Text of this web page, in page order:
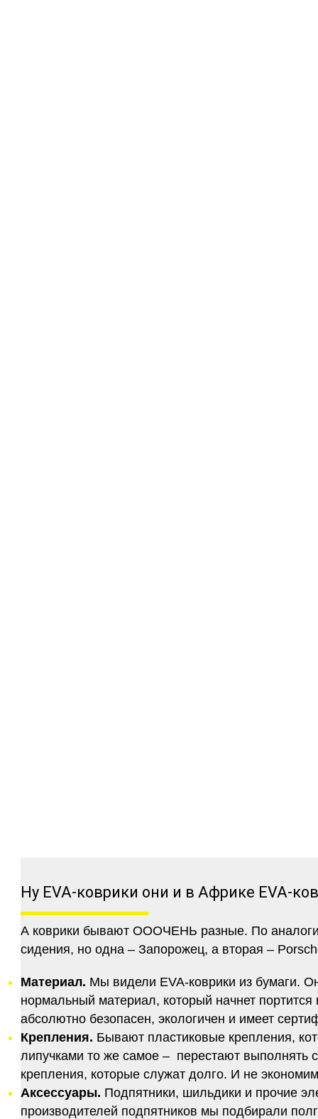
Ну EVA-коврики они и в Африке EVA-
А коврики бывают ОООЧЕНЬ разные. По
сидения, но одна – Запорожец, а вторая –
Материал. Мы видели EVA-коврики из бумаги.
нормальный материал, который начнет
абсолютно безопасен, экологичен и имеет
Крепления. Бывают пластиковые крепления,
липучками то же самое – перестают
крепления, которые служат долго. И не
Аксессуары. Подпятники, шильдики и прочие
производителей подпятников мы подбирали